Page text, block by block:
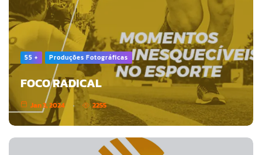
55 + Produções Fotográficas
FOCO RADICAL
Jan 3, 2024 2255